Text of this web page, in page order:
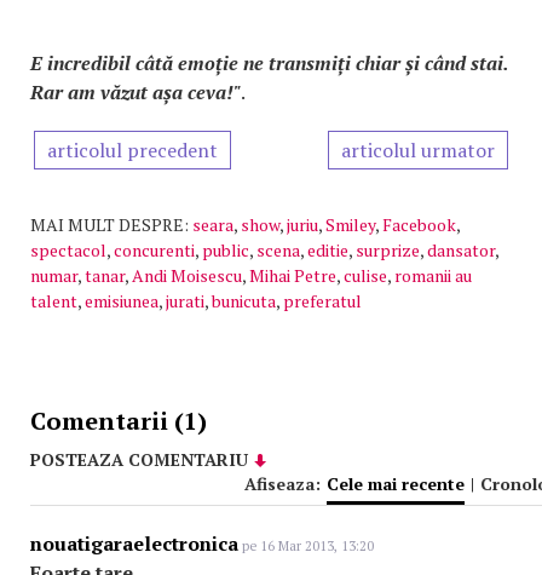
E incredibil câtă emoție ne transmiți chiar și când stai.
Rar am văzut așa ceva!".
articolul precedent articolul urmator
MAI MULT DESPRE: seara, show,juriu,Smiley,Facebook,
spectacol,concurenti, public, scena,editie, surprize,dansator,
numar,tanar, Andi Moisescu,Mihai Petre,culise, romanii au
talent,emisiunea,jurati,bunicuta, preferatul
Comentarii (1)
POSTEAZA COMENTARIU
Afiseaza: Cele mai recente |
nouatigaraelectronica pe 16 Mar 2013, 13:20